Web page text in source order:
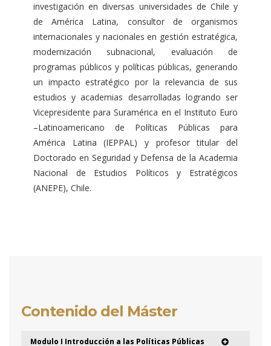
investigación en diversas universidades de Chile y
de América Latina, consultor de organismos
internacionales y nacionales en gestión estratégica,
modernización subnacional, evaluación de
programas públicos y políticas públicas, generando
un impacto estratégico por la relevancia de sus
estudios y academias desarrolladas logrando ser
Vicepresidente para Suramérica en el Instituto Euro
–Latinoamericano de Políticas Públicas para
América Latina (IEPPAL) y profesor titular del
Doctorado en Seguridad y Defensa de la Academia
Nacional de Estudios Políticos y Estratégicos
(ANEPE), Chile.
Contenido del Máster
Modulo I Introducción a las Políticas Públicas